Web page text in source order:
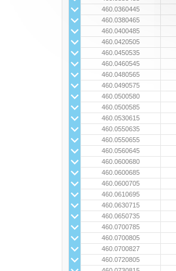
460.0360445
460.0380465
460.0400485
460.0420505
460.0450535
460.0460545
460.0480565
460.0490575
460.0500580
460.0500585
460.0530615
460.0550635
460.0550655
460.0560645
460.0600680
460.0600685
460.0600705
460.0610695
460.0630715
460.0650735
460.0700785
460.0700805
460.0700827
460.0720805